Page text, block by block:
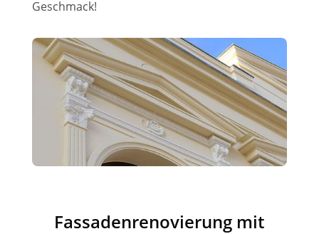
Geschmack!
Fassadenrenovierung mit